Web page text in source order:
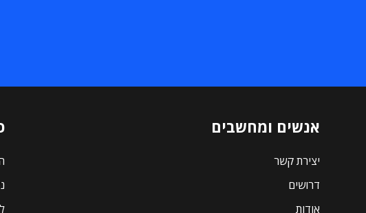
אנשים ומחשבים
יצירת קשר
דרושים
אודות